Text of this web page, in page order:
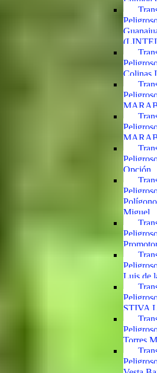
Colinas
Opción
Miguel
Luis de
STIVA
Torres